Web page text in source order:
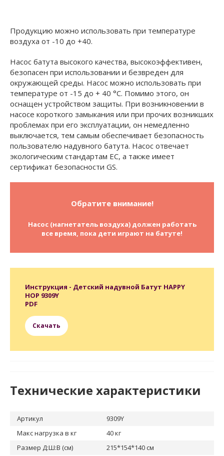
Продукцию можно использовать при температуре
воздуха от -10 до +40.
Насос батута высокого качества, высокоэффективен,
безопасен при использовании и безвреден для
окружающей среды. Насос можно использовать при
температуре от -15 до + 40 °C. Помимо этого, он
оснащен устройством защиты. При возникновении в
насосе короткого замыкания или при прочих возникших
проблемах при его эксплуатации, он немедленно
выключается, тем самым обеспечивает безопасность
пользователю надувного батута. Насос отвечает
экологическим стандартам ЕС, а также имеет
сертификат безопасности GS.
Обратите внимание!
Насос (нагнетатель воздуха) должен работать
все время, пока дети играют на батуте!
Инструкция - Детский надувной Батут HAPPY
HOP 9309Y
PDF
Скачать
Технические характеристики
Артикул
9309Y
Макс нагрузка в кг
40 кг
Размер Д:Ш:В (см)
215*154*140 cм